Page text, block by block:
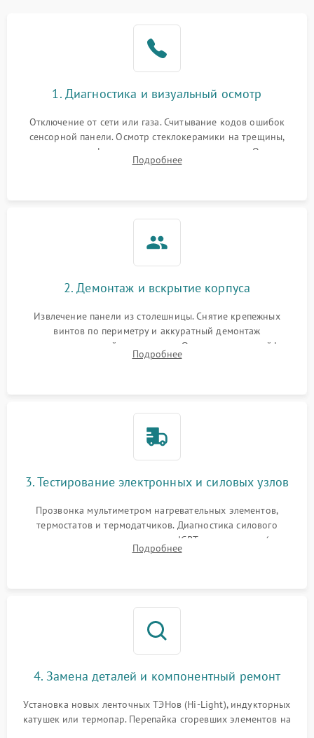
1. Диагностика и визуальный осмотр
Отключение от сети или газа. Считывание кодов ошибок
сенсорной панели. Осмотр стеклокерамики на трещины,
проверка конфорок на равномерность нагрева. Опрос
клиента о симптомах (не включается, не видит посуду,
Подробнее
2. Демонтаж и вскрытие корпуса
Извлечение панели из столешницы. Снятие крепежных
винтов по периметру и аккуратный демонтаж
стеклокерамической поверхности. Отсоединение шлейфов
сенсорного блока для доступа к силовым платам, катушкам
Подробнее
3. Тестирование электронных и силовых узлов
Прозвонка мультиметром нагревательных элементов,
термостатов и термодатчиков. Диагностика силового
модуля, реле, диодных мостов и IGBT-транзисторов (для
индукции). Проверка кранов и газ-контроля (для газовых
Подробнее
4. Замена деталей и компонентный ремонт
Установка новых ленточных ТЭНов (Hi-Light), индукторных
катушек или термопар. Перепайка сгоревших элементов на